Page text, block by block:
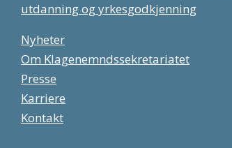
utdanning og yrkesgodkjenning
Nyheter
Om Klagenemndssekretariatet
Presse
Karriere
Kontakt